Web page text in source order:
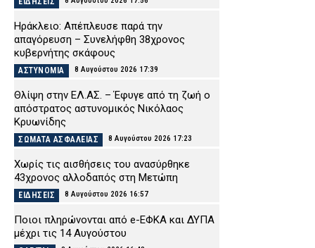
Ηράκλειο: Απέπλευσε παρά την
απαγόρευση – Συνελήφθη 38χρονος
κυβερνήτης σκάφους
ΑΣΤΥΝΟΜΙΑ 8 Αυγούστου 2026 17:39
Θλίψη στην ΕΛ.ΑΣ. – Έφυγε από τη ζωή ο
απόστρατος αστυνομικός Νικόλαος
Κρυωνίδης
ΣΩΜΑΤΑ ΑΣΦΑΛΕΙΑΣ 8 Αυγούστου 2026 17:23
Χωρίς τις αισθήσεις του ανασύρθηκε
43χρονος αλλοδαπός στη Μετώπη
ΕΙΔΗΣΕΙΣ 8 Αυγούστου 2026 16:57
Ποιοι πληρώνονται από e-ΕΦΚΑ και ΔΥΠΑ
μέχρι τις 14 Αυγούστου